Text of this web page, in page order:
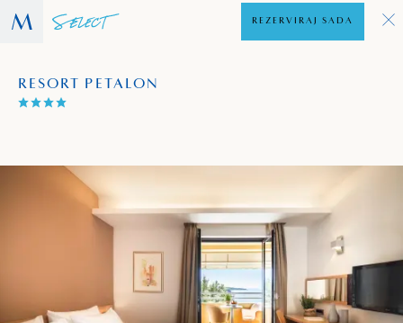
RESORT PETALON
REZERVIRAJ SADA